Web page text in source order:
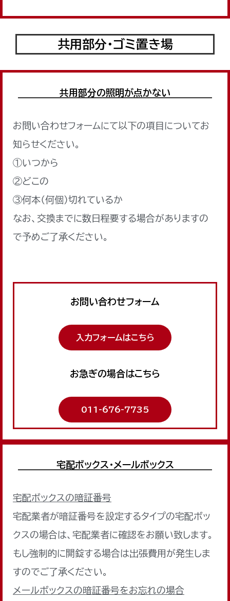
共用部分・ゴミ置き場
共用部分の照明が点かない
お問い合わせフォームにて以下の項目についてお
知らせください。
①いつから
②どこの
③何本（何個）切れているか
なお、交換までに数日程要する場合がありますの
で予めご了承ください。
お問い合わせフォーム
入力フォームはこちら
お急ぎの場合はこちら
011-676-7735
宅配ボックス・メールボックス
宅配ボックスの暗証番号
宅配業者が暗証番号を設定するタイプの宅配ボッ
クスの場合は、宅配業者に確認をお願い致します。
もし強制的に開錠する場合は出張費用が発生しま
すのでご了承ください。
メールボックスの暗証番号をお忘れの場合